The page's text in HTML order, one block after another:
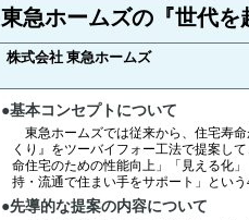
東急ホームズの『世代を
株式会社 東急ホームズ
●基本コンセプトについて
東急ホームズでは従来から、住宅寿
くり』をツーバイフォー工法で提案し
命住宅のための性能向上」「見える化
持・流通で住まい手をサポート」とい
●先導的な提案の内容について